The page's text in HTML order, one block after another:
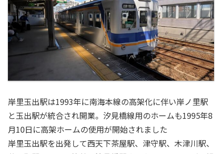
岸里玉出駅は1993年に南海本線の高架化に伴い岸ノ里駅
と玉出駅が統合され開業。汐見橋線用のホームも1995年8
月10日に高架ホームの使用が開始されました
岸里玉出駅を出発して西天下茶屋駅、津守駅、木津川駅、